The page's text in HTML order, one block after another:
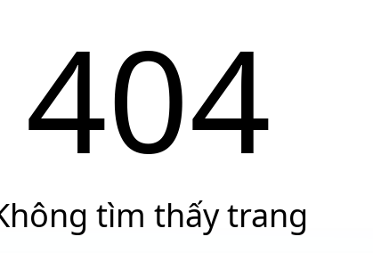
404
tìm thấy trang